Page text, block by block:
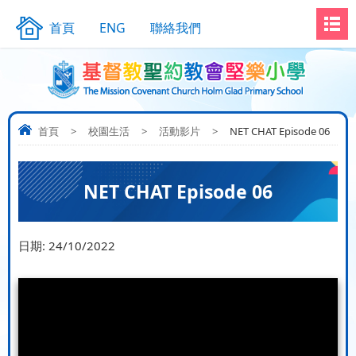
首頁 ENG 聯絡我們
首頁 > 校園生活 > 活動影片 > NET CHAT Episode 06
NET CHAT Episode 06
日期: 24/10/2022